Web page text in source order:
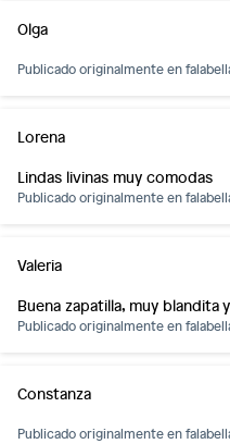
Olga
Publicado originalmente en
Lorena
Lindas livinas muy comodas
Publicado originalmente en
Valeria
Buena zapatilla, muy
Publicado originalmente en
Constanza
Publicado originalmente en